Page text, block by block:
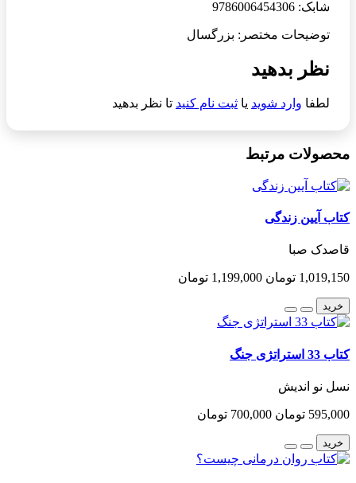
شابک: 9786006454306
توضیحات مختصر: بزرگسال
نظر بدهید
لطفا وارد شوید یا ثبت نام کنید تا نظر بدهید
محصولات مرتبط
کتاب آیین زندگی
قاصدک صبا
1,019,150 تومان 1,199,000 تومان
خرید
کتاب 33 استراتژی جنگ
نسل نو اندیش
595,000 تومان 700,000 تومان
خرید